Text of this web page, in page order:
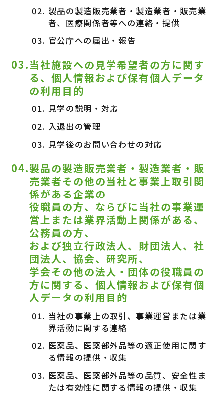
製品の製造販売業者・製造業者・販売業
者、医療関係者等への連絡・提供
官公庁への届出・報告
03.当社施設への見学希望者の方に関す
る、個人情報および保有個人データ
の利用目的
見学の説明・対応
入退出の管理
見学後のお問い合わせの対応
04.製品の製造販売業者・製造業者・販
売業者その他の当社と事業上取引関
係がある企業の
役職員の方、ならびに当社の事業運
営上または業界活動上関係がある、
公務員の方、
および独立行政法人、財団法人、社
団法人、協会、研究所、
学会その他の法人・団体の役職員の
方に関する、個人情報および保有個
人データの利用目的
当社の事業上の取引、事業運営または業
界活動に関する連絡
医薬品、医薬部外品等の適正使用に関す
る情報の提供・収集
医薬品、医薬部外品等の品質、安全性ま
たは有効性に関する情報の提供・収集